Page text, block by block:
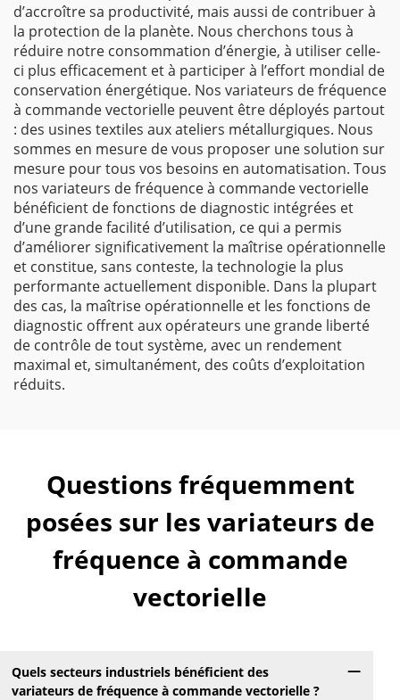
d’accroître sa productivité, mais aussi de contribuer à
la protection de la planète. Nous cherchons tous à
réduire notre consommation d’énergie, à utiliser celle-
ci plus efficacement et à participer à l’effort mondial de
conservation énergétique. Nos variateurs de fréquence
à commande vectorielle peuvent être déployés partout
: des usines textiles aux ateliers métallurgiques. Nous
sommes en mesure de vous proposer une solution sur
mesure pour tous vos besoins en automatisation. Tous
nos variateurs de fréquence à commande vectorielle
bénéficient de fonctions de diagnostic intégrées et
d’une grande facilité d’utilisation, ce qui a permis
d’améliorer significativement la maîtrise opérationnelle
et constitue, sans conteste, la technologie la plus
performante actuellement disponible. Dans la plupart
des cas, la maîtrise opérationnelle et les fonctions de
diagnostic offrent aux opérateurs une grande liberté
de contrôle de tout système, avec un rendement
maximal et, simultanément, des coûts d’exploitation
réduits.
Questions fréquemment
posées sur les variateurs de
fréquence à commande
vectorielle
Quels secteurs industriels bénéficient des
variateurs de fréquence à commande vectorielle ?